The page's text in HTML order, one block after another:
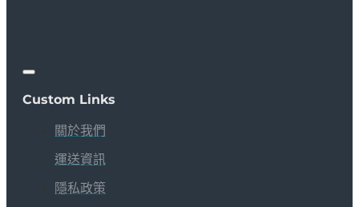
Custom Links
關於我們
運送資訊
隱私政策